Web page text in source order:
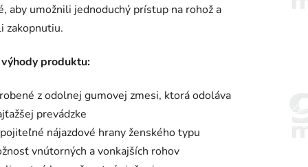
aby umožnili jednoduchý prístup na rohož a
zakopnutiu.
produktu:
z odolnej gumovej zmesi, ktorá odoláva
prevádzke
nájazdové hrany ženského typu
vnútorných a vonkajších rohov